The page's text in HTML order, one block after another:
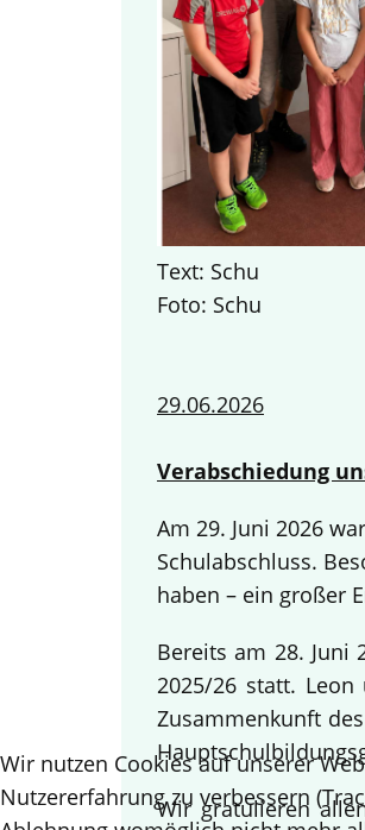
Text: Schu
Foto: Schu
29.06.2026
Verabschiedung
Am 29. Juni 2026
Schulabschluss.
haben – ein großer
Bereits am 28. Juni
2025/26 statt.
Zusammenkunft
Wir gratulieren
Wir nutzen Cookies auf unserer
Nutzererfahrung zu verbessern